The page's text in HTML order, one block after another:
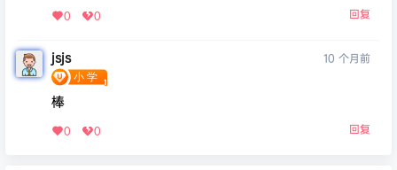
0 0 回复
jsjs 10 个月前
棒
0 0 回复